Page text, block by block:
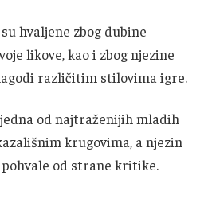
hvaljene zbog dubine
likove, kao i zbog njezine
različitim stilovima igre.
od najtraženijih mladih
krugovima, a njezin
od strane kritike.